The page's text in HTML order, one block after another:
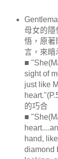
母女的隱
悟，原著
言，來暗
■
sight of
just like
的巧合
■
hand,
diamond